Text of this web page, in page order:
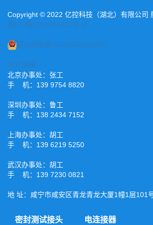
Copyright © 2022 亿控科技（湖北）有限公司
鄂ICP备2022015221号-2
鄂公网安备42120202000485
XML地图
北京办事处：张工
手 机：139 9754 8820
深圳办事处：鲁工
手 机：138 2434 7152
上海办事处：胡工
手 机：139 6219 5250
武汉办事处：胡工
手 机：139 7230 0821
地 址：咸宁市咸安区青龙青龙大厦1幢1层101
密封测试接头 电连接器